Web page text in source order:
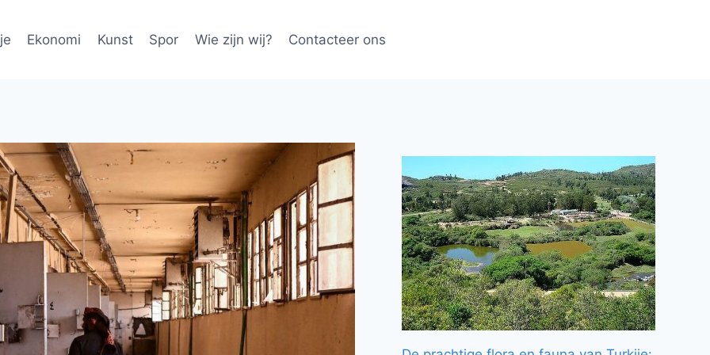
Ekonomi Kunst Spor Wie zijn wij? Contacteer ons